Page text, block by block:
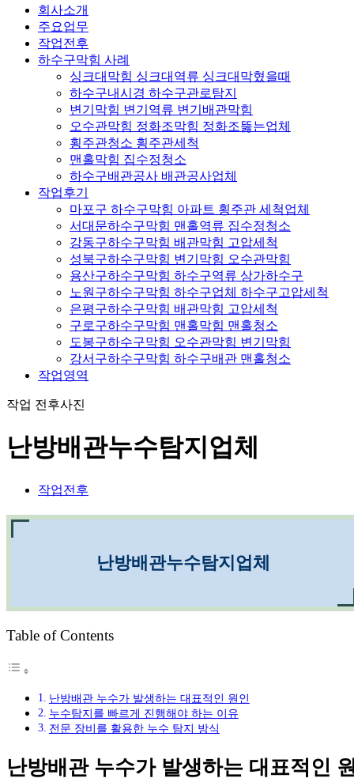
회사소개
주요업무
작업전후
하수구막힘 사례
싱크대막힘 싱크대역류 싱크대막혔을때
하수구내시경 하수구관로탐지
변기막힘 변기역류 변기배관막힘
오수관막힘 정화조막힘 정화조뚫는업체
횡주관청소 횡주관세척
맨홀막힘 집수정청소
하수구배관공사 배관공사업체
작업후기
마포구 하수구막힘 아파트 횡주관 세척업체
서대문하수구막힘 맨홀역류 집수정청소
강동구하수구막힘 배관막힘 고압세척
성북구하수구막힘 변기막힘 오수관막힘
용산구하수구막힘 하수구역류 상가하수구
노원구하수구막힘 하수구업체 하수구고압세척
은평구하수구막힘 배관막힘 고압세척
구로구하수구막힘 맨홀막힘 맨홀청소
도봉구하수구막힘 오수관막힘 변기막힘
강서구하수구막힘 하수구배관 맨홀청소
작업영역
작업 전후사진
난방배관누수탐지업체
작업전후
난방배관누수탐지업체
Table of Contents
난방배관 누수가 발생하는 대표적인 원인
누수탐지를 빠르게 진행해야 하는 이유
전문 장비를 활용한 누수 탐지 방식
난방배관 누수가 발생하는 대표적인